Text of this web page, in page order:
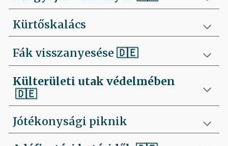
Kürtőskalács
Fák visszanyesése🇩🇪
Külterületi utak védelmében
🇩🇪
Jótékonysági piknik